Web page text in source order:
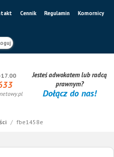
Cennik Regulamin Komornicy
Jesteś adwokatem lub radcą
prawnym?
Dołącz do nas!
/ fbe1458e